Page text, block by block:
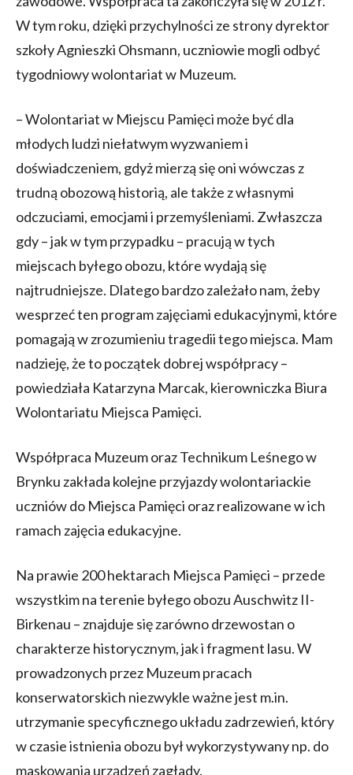
W tym roku, dzięki przychylności ze strony dyrektor
szkoły Agnieszki Ohsmann, uczniowie mogli odbyć
tygodniowy wolontariat w Muzeum.
– Wolontariat w Miejscu Pamięci może być dla
młodych ludzi niełatwym wyzwaniem i
doświadczeniem, gdyż mierzą się oni wówczas z
trudną obozową historią, ale także z własnymi
odczuciami, emocjami i przemyśleniami. Zwłaszcza
gdy – jak w tym przypadku – pracują w tych
miejscach byłego obozu, które wydają się
najtrudniejsze. Dlatego bardzo zależało nam, żeby
wesprzeć ten program zajęciami edukacyjnymi, które
pomagają w zrozumieniu tragedii tego miejsca. Mam
nadzieję, że to początek dobrej współpracy –
powiedziała Katarzyna Marcak, kierowniczka Biura
Wolontariatu Miejsca Pamięci.
Współpraca Muzeum oraz Technikum Leśnego w
Brynku zakłada kolejne przyjazdy wolontariackie
uczniów do Miejsca Pamięci oraz realizowane w ich
ramach zajęcia edukacyjne.
Na prawie 200 hektarach Miejsca Pamięci – przede
wszystkim na terenie byłego obozu Auschwitz II-
Birkenau – znajduje się zarówno drzewostan o
charakterze historycznym, jak i fragment lasu. W
prowadzonych przez Muzeum pracach
konserwatorskich niezwykle ważne jest m.in.
utrzymanie specyficznego układu zadrzewień, który
w czasie istnienia obozu był wykorzystywany np. do
maskowania urządzeń zagłady.